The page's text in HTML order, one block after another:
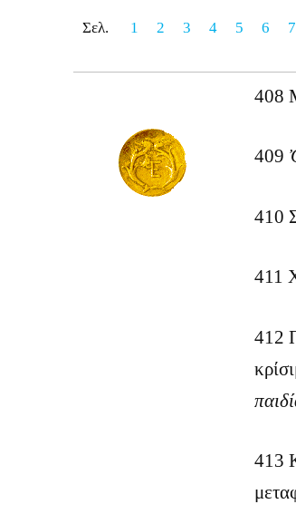
Σελ. 1 2 3 4 5 6 7
408
409
410
411
412
413